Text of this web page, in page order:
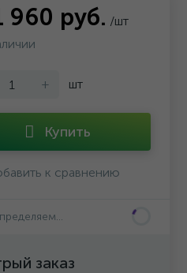
960 руб. /шт
+ шт
Купить
к сравнению
заказ